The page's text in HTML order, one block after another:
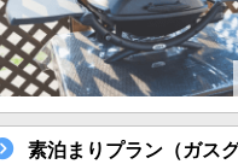
素泊まりプラン（ガス